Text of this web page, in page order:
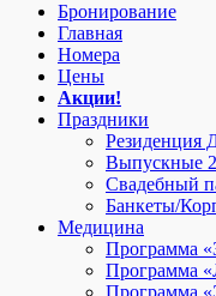
Бронирование
Главная
Номера
Цены
Акции!
Праздники
Резиденция
Выпускные
Свадебный
Банкеты/
Медицина
Программа
Программа